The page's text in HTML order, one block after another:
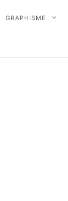
GRAPHISME